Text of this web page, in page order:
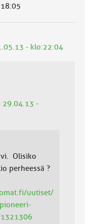
- klo:22:04
29.04.13 -
Olisiko
perheessä ?
uutiset/